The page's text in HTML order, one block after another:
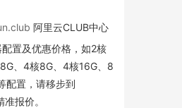
阿里云CLUB中心
置及优惠价格，如2核
、4核8G、4核16G、8
配置，请移步到
报价。